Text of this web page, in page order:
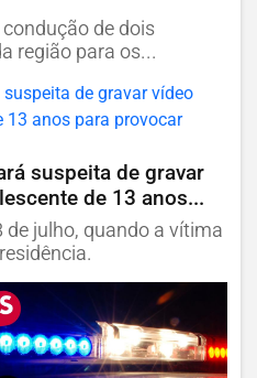
de dois
região para os...
suspeita de gravar
de 13 anos...
de julho, quando a vítima